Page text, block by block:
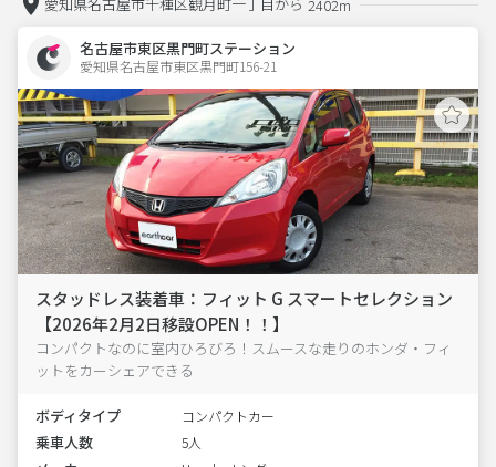
2402m
名古屋市東区黒門町ステーション
愛知県名古屋市東区黒門町156-21
スタッドレス装着車：フィット G スマートセレクション
【2026年2月2日移設OPEN！！】
コンパクトなのに室内ひろびろ！スムースな走りのホンダ・フィ
ットをカーシェアできる
ボディタイプ コンパクトカー
乗車人数 5人